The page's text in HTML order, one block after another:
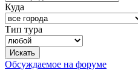
Куда
Тип тура
Обсуждаемое на форуме